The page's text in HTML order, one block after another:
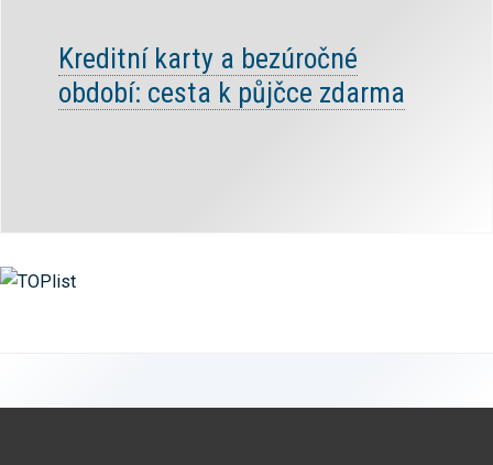
Kreditní karty a bezúročné
období: cesta k půjčce zdarma